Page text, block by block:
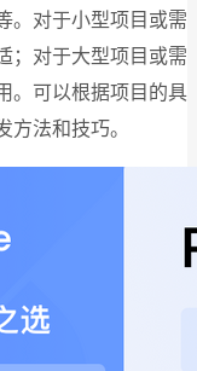
。对于小型项目或需
；对于大型项目或需
。可以根据项目的具
法和技巧。